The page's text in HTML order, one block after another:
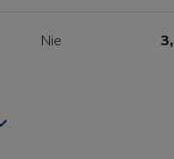
Nie